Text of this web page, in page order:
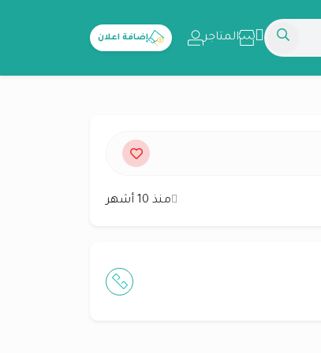
المتاجر إضافة اعلان
منذ 10 أشهر